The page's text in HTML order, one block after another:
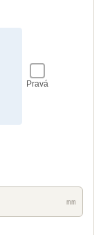
Pravá
mm